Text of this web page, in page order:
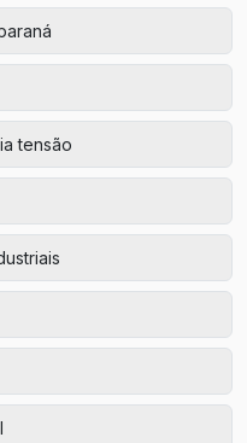
tensão